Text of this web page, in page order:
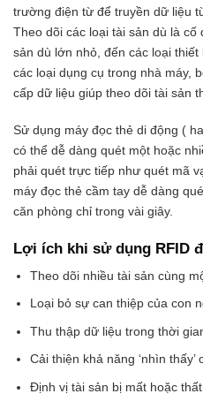
trường điện từ để truyền dữ liệu
Theo dõi các loại tài sản dù là cố
sản dù lớn nhỏ, đến các loại
các loại dụng cụ trong nhà máy,
cấp dữ liệu giúp theo dõi tài sản
Sử dụng máy đọc thẻ di động (
có thể dễ dàng quét một hoặc
phải quét trực tiếp như quét mã
máy đọc thẻ cầm tay dễ dàng
căn phòng chỉ trong vài giây.
Lợi ích khi sử dụng RFID
Theo dõi nhiều tài sản cùng
Loại bỏ sự can thiệp của con
Thu thập dữ liệu trong thời
Cải thiện khả năng ‘nhìn thấy’
Định vị tài sản bị mất hoặc